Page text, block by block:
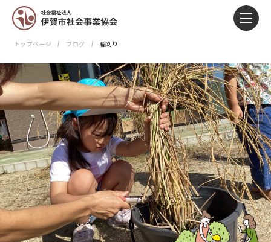
トップページ ブログ 稲刈り